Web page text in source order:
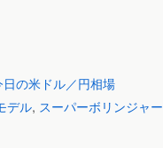
日の米ドル／円相場
デル, スーパーボリンジャー